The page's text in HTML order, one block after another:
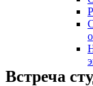
Встреча